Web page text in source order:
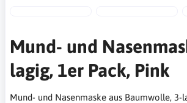
Mund- und
lagig, 1er Pack, Pink
Mund- und Nasenmaske aus Baumwolle, 3-